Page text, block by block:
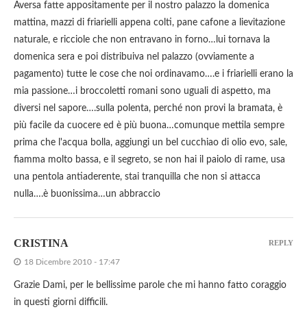
Aversa fatte appositamente per il nostro palazzo la domenica
mattina, mazzi di friarielli appena colti, pane cafone a lievitazione
naturale, e ricciole che non entravano in forno…lui tornava la
domenica sera e poi distribuiva nel palazzo (ovviamente a
pagamento) tutte le cose che noi ordinavamo….e i friarielli erano la
mia passione…i broccoletti romani sono uguali di aspetto, ma
diversi nel sapore….sulla polenta, perché non provi la bramata, è
più facile da cuocere ed è più buona…comunque mettila sempre
prima che l'acqua bolla, aggiungi un bel cucchiao di olio evo, sale,
fiamma molto bassa, e il segreto, se non hai il paiolo di rame, usa
una pentola antiaderente, stai tranquilla che non si attacca
nulla….è buonissima…un abbraccio
CRISTINA
18 Dicembre 2010 - 17:47
Grazie Dami, per le bellissime parole che mi hanno fatto coraggio
in questi giorni difficili.
REPLY